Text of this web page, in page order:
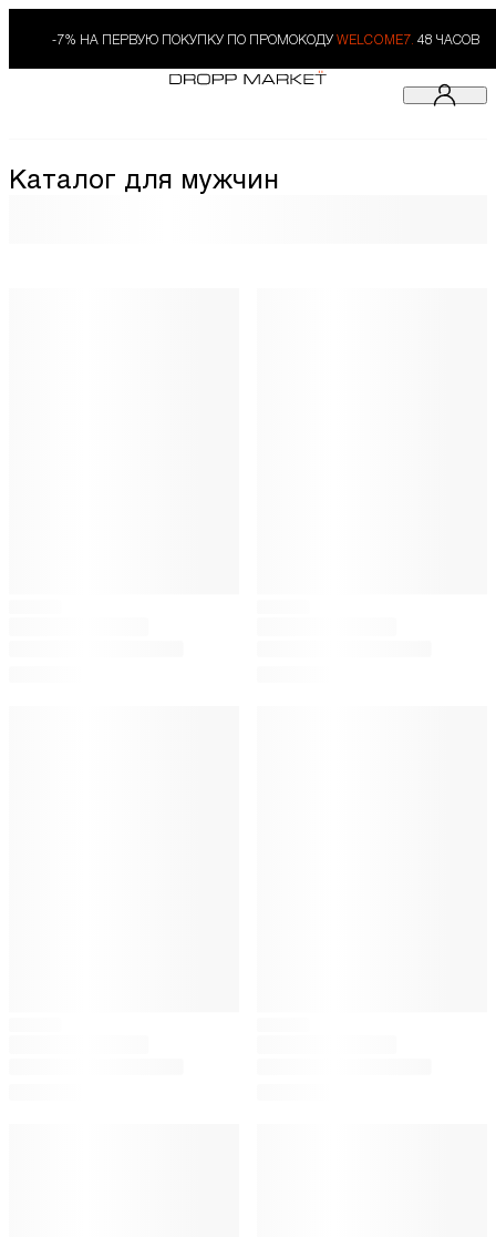
-7% НА ПЕРВУЮ ПОКУПКУ ПО ПРОМОКОДУ WELCOME7. 48 ЧАСОВ
Каталог для мужчин